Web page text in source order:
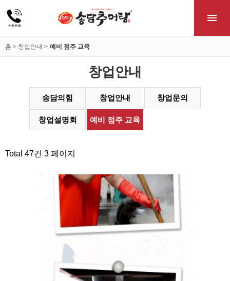
홈 > 창업안내 > 예비 점주 교육
창업안내
송담의힘 창업안내 창업문의
창업설명회 예비 점주 교육
Total 47건 3 페이지